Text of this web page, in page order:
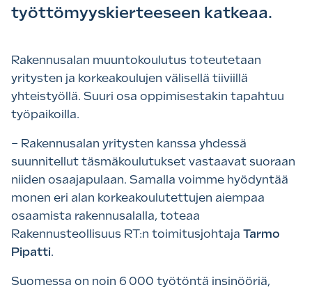
työttömyyskierteeseen katkeaa.
Rakennusalan muuntokoulutus toteutetaan
yritysten ja korkeakoulujen välisellä tiiviillä
yhteistyöllä. Suuri osa oppimisestakin tapahtuu
työpaikoilla.
– Rakennusalan yritysten kanssa yhdessä
suunnitellut täsmäkoulutukset vastaavat suoraan
niiden osaajapulaan. Samalla voimme hyödyntää
monen eri alan korkeakoulutettujen aiempaa
osaamista rakennusalalla, toteaa
Rakennusteollisuus RT:n toimitusjohtaja Tarmo
Pipatti.
Suomessa on noin 6 000 työtöntä insinööriä,